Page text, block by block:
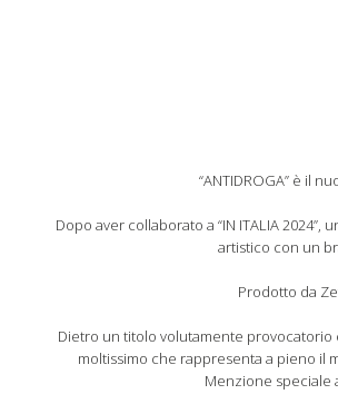
“ANTIDROGA” è il
Dopo aver collaborato a “IN ITALIA
artistico con un
Prodotto da
Dietro un titolo volutamente provocatorio
moltissimo che rappresenta a pieno il
Menzione speciale